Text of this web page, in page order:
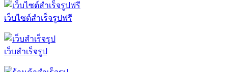
เว็บไซต์สำเร็จรูปฟรี
เว็บสำเร็จรูป